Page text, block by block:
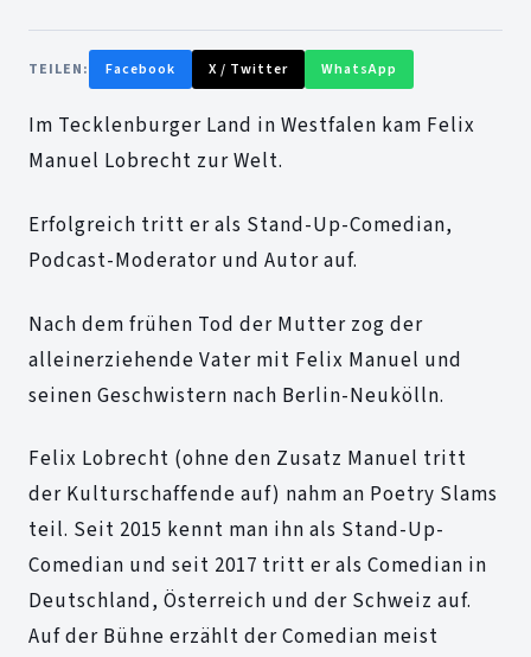
TEILEN: Facebook X / Twitter WhatsApp
Im Tecklenburger Land in Westfalen kam Felix
Manuel Lobrecht zur Welt.
Erfolgreich tritt er als Stand-Up-Comedian,
Podcast-Moderator und Autor auf.
Nach dem frühen Tod der Mutter zog der
alleinerziehende Vater mit Felix Manuel und
seinen Geschwistern nach Berlin-Neukölln.
Felix Lobrecht (ohne den Zusatz Manuel tritt
der Kulturschaffende auf) nahm an Poetry Slams
teil. Seit 2015 kennt man ihn als Stand-Up-
Comedian und seit 2017 tritt er als Comedian in
Deutschland, Österreich und der Schweiz auf.
Auf der Bühne erzählt der Comedian meist